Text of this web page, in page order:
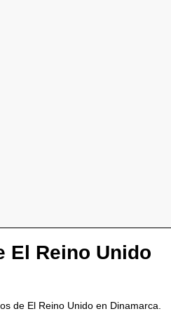
El Reino Unido
de El Reino Unido en Dinamarca.